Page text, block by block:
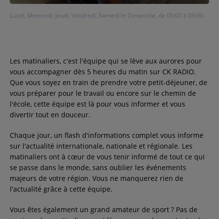
Contact
Fréquences
SE CONNECTER
Lundi, Mercredi, Jeudi, Vendredi, Samedi et Dimanche, de 05:00 à 09:00
Les matinaliers, c'est l'équipe qui se lève aux aurores pour
vous accompagner dès 5 heures du matin sur CK RADIO.
Que vous soyez en train de prendre votre petit-déjeuner, de
vous préparer pour le travail ou encore sur le chemin de
l'école, cette équipe est là pour vous informer et vous
divertir tout en douceur.
Chaque jour, un flash d'informations complet vous informe
sur l'actualité internationale, nationale et régionale. Les
matinaliers ont à cœur de vous tenir informé de tout ce qui
se passe dans le monde, sans oublier les événements
majeurs de votre région. Vous ne manquerez rien de
l'actualité grâce à cette équipe.
Vous êtes également un grand amateur de sport ? Pas de